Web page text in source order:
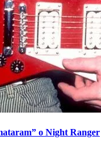
o Night Ranger